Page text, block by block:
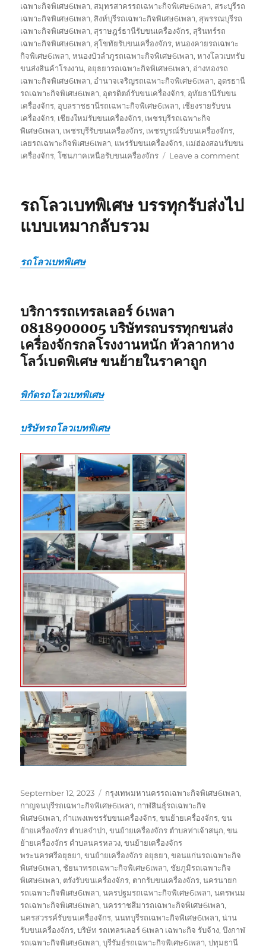
เฉพาะกิจพิเศษ6เพลา, สมุทรสาครรถเฉพาะกิจพิเศษ6เพลา, สระบุรีรถ
เฉพาะกิจพิเศษ6เพลา, สิงห์บุรีรถเฉพาะกิจพิเศษ6เพลา, สุพรรณบุรีรถ
เฉพาะกิจพิเศษ6เพลา, สุราษฎร์ธานีรับขนเครื่องจักร, สุรินทร์รถ
เฉพาะกิจพิเศษ6เพลา, สุโขทัยรับขนเครื่องจักร,หนองคายรถเฉพาะ
กิจพิเศษ6เพลา,หนองบัวลำภูรถเฉพาะกิจพิเศษ6เพลา,หางโลวเบทรับ
ขนส่งสินค้าโรงงาน, อยุธยารถเฉพาะกิจพิเศษ6เพลา, อ่างทองรถ
เฉพาะกิจพิเศษ6เพลา, อำนาจเจริญรถเฉพาะกิจพิเศษ6เพลา, อุดรธานี
รถเฉพาะกิจพิเศษ6เพลา, อุตรดิตถ์รับขนเครื่องจักร, อุทัยธานีรับขน
เครื่องจักร, อุบลราชธานีรถเฉพาะกิจพิเศษ6เพลา, เชียงรายรับขน
เครื่องจักร, เชียงใหม่รับขนเครื่องจักร, เพชรบุรีรถเฉพาะกิจ
พิเศษ6เพลา, เพชรบุรีรับขนเครื่องจักร, เพชรบูรณ์รับขนเครื่องจักร,
เลยรถเฉพาะกิจพิเศษ6เพลา, แพร่รับขนเครื่องจักร, แม่ฮ่องสอนรับขน
เครื่องจักร,โซนภาคเหนือรับขนเครื่องจักร Leave a commenton
รถโลวเบทพิเศษ บรรทุกรับส่งไป
แบบเหมากลับรวม
รถโลวเบทพิเศษ
บริการรถเทรลเลอร์ 6เพลา
0818900005 บริษัทรถบรรทุกขนส่ง
เครื่องจักรกลโรงงานหนัก หัวลากหาง
โลว์เบดพิเศษ ขนย้ายในราคาถูก
พิกัดรถโลวเบทพิเศษ
บริษัทรถโลวเบทพิเศษ
Posted
on
September 12, 2023 Tags
กรุงเทพมหานครรถเฉพาะกิจพิเศษ6เพลา,
กาญจนบุรีรถเฉพาะกิจพิเศษ6เพลา, กาฬสินธุ์รถเฉพาะกิจ
พิเศษ6เพลา, กำแพงเพชรรับขนเครื่องจักร,ขนย้ายเครื่องจักร,ขน
ย้ายเครื่องจักร ตำบลจำปา,ขนย้ายเครื่องจักร ตำบลท่าเจ้าสนุก,ขน
ย้ายเครื่องจักร ตำบลนครหลวง,ขนย้ายเครื่องจักร
พระนครศรีอยุธยา,ขนย้ายเครื่องจักร อยุธยา,ขอนแก่นรถเฉพาะกิจ
พิเศษ6เพลา, ชัยนาทรถเฉพาะกิจพิเศษ6เพลา, ชัยภูมิรถเฉพาะกิจ
พิเศษ6เพลา, ตรังรับขนเครื่องจักร, ตากรับขนเครื่องจักร,นครนายก
รถเฉพาะกิจพิเศษ6เพลา,นครปฐมรถเฉพาะกิจพิเศษ6เพลา,นครพนม
รถเฉพาะกิจพิเศษ6เพลา,นครราชสีมารถเฉพาะกิจพิเศษ6เพลา,
นครสวรรค์รับขนเครื่องจักร,นนทบุรีรถเฉพาะกิจพิเศษ6เพลา,น่าน
รับขนเครื่องจักร,บริษัท รถเทลรเลอร์ 6เพลา เฉพาะกิจ รับจ้าง,บึงกาฬ
รถเฉพาะกิจพิเศษ6เพลา,บุรีรัมย์รถเฉพาะกิจพิเศษ6เพลา,ปทุมธานี